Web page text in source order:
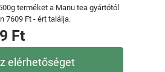
terméket a Manu tea gyártótól
7609 Ft - ért találja.
Ft
elérhetőséget